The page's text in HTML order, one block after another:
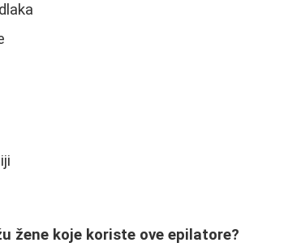
žene koje koriste ove epilatore?